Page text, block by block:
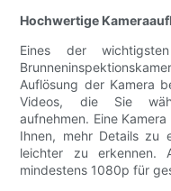
Hochwertige
Eines der
Auflösung der Kamera
Videos, die Sie
aufnehmen. Eine
Ihnen, mehr Details zu
leichter zu erkennen.
mindestens 1080p für